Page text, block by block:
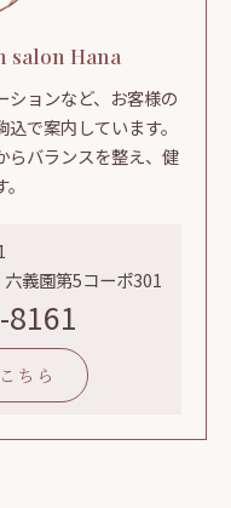
salon Hana
ションなど、お客様の
で案内しています。
らバランスを整え、健
義園第5コーポ301
ちら